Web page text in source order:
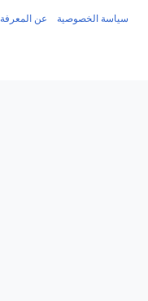
سياسة الخصوصية عن المعرفة